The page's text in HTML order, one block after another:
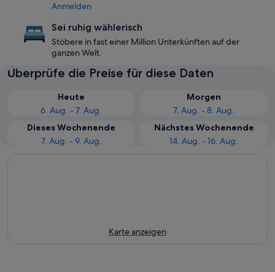
Anmelden
Sei ruhig wählerisch
Stöbere in fast einer Million Unterkünften auf der
ganzen Welt.
Überprüfe die Preise für diese Daten
Heute
6. Aug. - 7. Aug.
Morgen
7. Aug. - 8. Aug.
Dieses Wochenende
7. Aug. - 9. Aug.
Nächstes Wochenende
14. Aug. - 16. Aug.
Karte anzeigen